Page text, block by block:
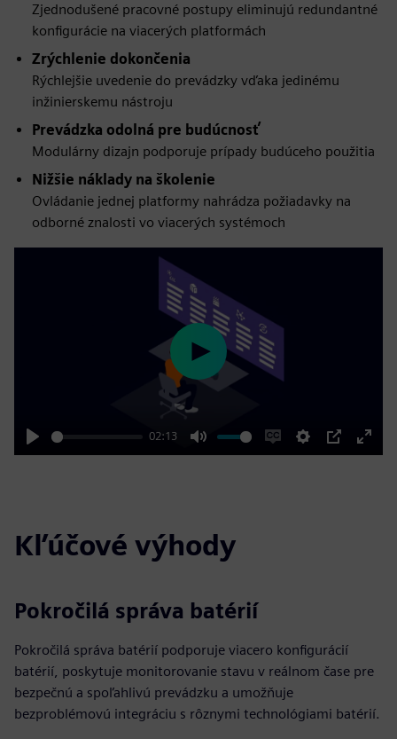
Zjednodušené pracovné postupy eliminujú redundantné
konfigurácie na viacerých platformách
Zrýchlenie dokončenia
Rýchlejšie uvedenie do prevádzky vďaka jedinému
inžinierskemu nástroju
Prevádzka odolná pre budúcnosť
Modulárny dizajn podporuje prípady budúceho použitia
Nižšie náklady na školenie
Ovládanie jednej platformy nahrádza požiadavky na
odborné znalosti vo viacerých systémoch
Play
02:13
Mute
EnableSettings
PIP
Enter
Play
Kľúčové výhody
Pokročilá správa batérií
Pokročilá správa batérií podporuje viacero konfigurácií
batérií, poskytuje monitorovanie stavu v reálnom čase pre
bezpečnú a spoľahlivú prevádzku a umožňuje
bezproblémovú integráciu s rôznymi technológiami batérií.